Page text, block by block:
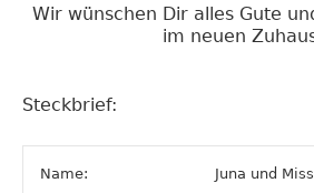
Wir wünschen Dir alles Gute
im neuen
Steckbrief:
Name: Juna und